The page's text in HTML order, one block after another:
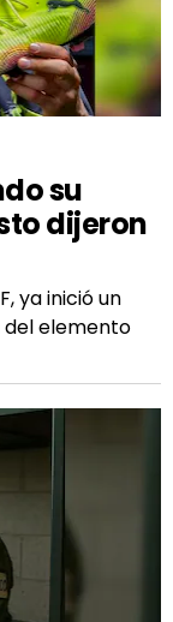
su
dijeron
ya inició un
elemento